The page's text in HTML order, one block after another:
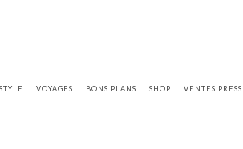
VOYAGES BONS PLANS SHOP VENTES